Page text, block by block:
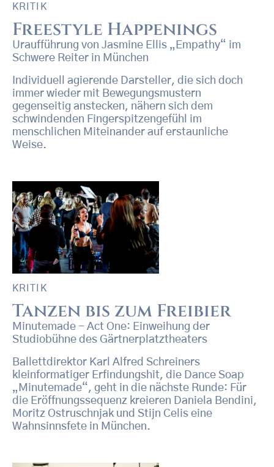
KRITIK
Freestyle Happenings
Uraufführung von Jasmine Ellis „Empathy“ im
Schwere Reiter in München
Individuell agierende Darsteller, die sich doch
immer wieder mit Bewegungsmustern
gegenseitig anstecken, nähern sich dem
schwindenden Fingerspitzengefühl im
menschlichen Miteinander auf erstaunliche
Weise.
KRITIK
Tanzen bis zum Freibier
Minutemade - Act One: Einweihung der
Studiobühne des Gärtnerplatztheaters
Ballettdirektor Karl Alfred Schreiners
kleinformatiger Erfindungshit, die Dance Soap
„Minutemade“, geht in die nächste Runde: Für
die Eröffnungssequenz kreieren Daniela Bendini,
Moritz Ostruschnjak und Stijn Celis eine
Wahnsinnsfete in München.